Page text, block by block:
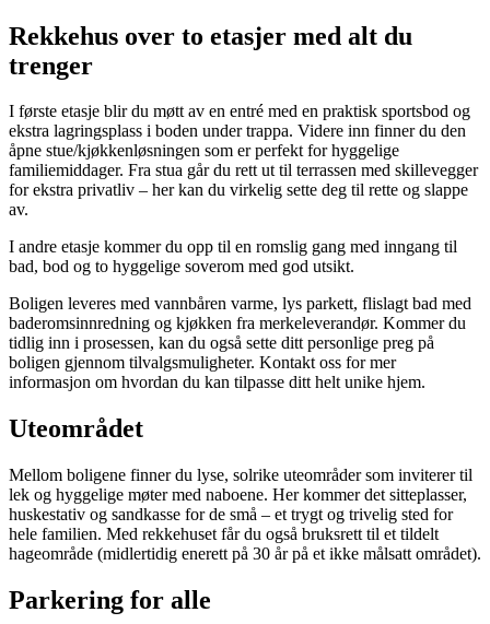
Rekkehus over to etasjer med alt du
trenger
I første etasje blir du møtt av en entré med en praktisk sportsbod og
ekstra lagringsplass i boden under trappa. Videre inn finner du den
åpne stue/kjøkkenløsningen som er perfekt for hyggelige
familiemiddager. Fra stua går du rett ut til terrassen med skillevegger
for ekstra privatliv – her kan du virkelig sette deg til rette og slappe
av.
I andre etasje kommer du opp til en romslig gang med inngang til
bad, bod og to hyggelige soverom med god utsikt.
Boligen leveres med vannbåren varme, lys parkett, flislagt bad med
baderomsinnredning og kjøkken fra merkeleverandør. Kommer du
tidlig inn i prosessen, kan du også sette ditt personlige preg på
boligen gjennom tilvalgsmuligheter. Kontakt oss for mer
informasjon om hvordan du kan tilpasse ditt helt unike hjem.
Uteområdet
Mellom boligene finner du lyse, solrike uteområder som inviterer til
lek og hyggelige møter med naboene. Her kommer det sitteplasser,
huskestativ og sandkasse for de små – et trygt og trivelig sted for
hele familien. Med rekkehuset får du også bruksrett til et tildelt
hageområde (midlertidig enerett på 30 år på et ikke målsatt området).
Parkering for alle